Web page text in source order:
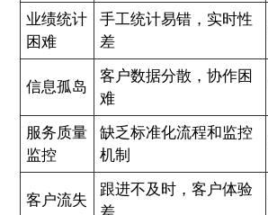
业绩统计
困难
手工统计易错，实时性
差
信息孤岛
客户数据分散，协作困
难
服务质量
监控
缺乏标准化流程和监控
机制
客户流失
跟进不及时，客户体验
差